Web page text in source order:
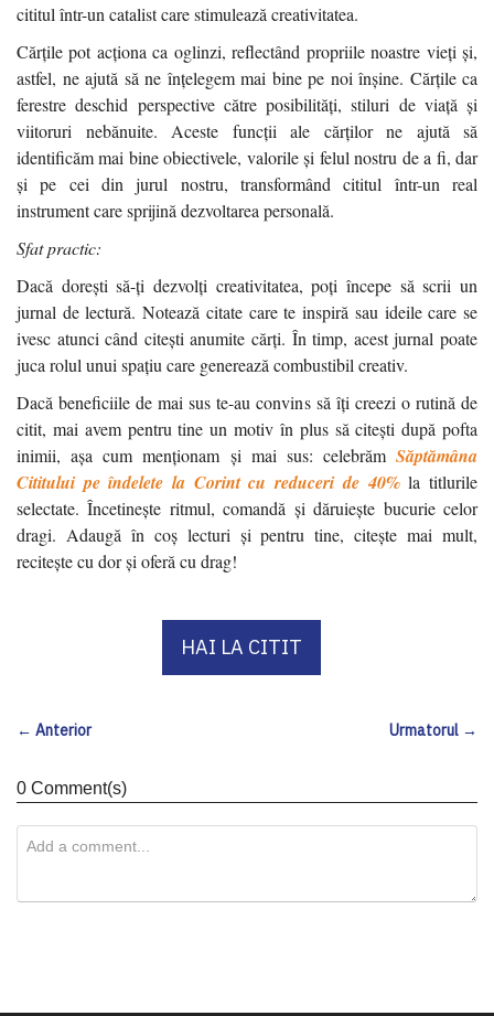
cititul într-un catalist care stimulează creativitatea.
Cărțile pot acționa ca oglinzi, reflectând propriile noastre vieți și,
astfel, ne ajută să ne înțelegem mai bine pe noi înșine. Cărțile ca
ferestre deschid perspective către posibilități, stiluri de viață și
viitoruri nebănuite. Aceste funcții ale cărților ne ajută să
identificăm mai bine obiectivele, valorile și felul nostru de a fi, dar
și pe cei din jurul nostru, transformând cititul într-un real
instrument care sprijină dezvoltarea personală.
Sfat practic:
Dacă dorești să-ți dezvolți creativitatea, poți începe să scrii un
jurnal de lectură. Notează citate care te inspiră sau ideile care se
ivesc atunci când citești anumite cărți. În timp, acest jurnal poate
juca rolul unui spațiu care generează combustibil creativ.
Dacă beneficiile de mai sus te-au convins să îți creezi o rutină de
citit, mai avem pentru tine un motiv în plus să citești după pofta
inimii, așa cum menționam și mai sus: celebrăm Săptămâna
Cititului pe îndelete la Corint cu reduceri de 40%la titlurile
selectate. Încetinește ritmul, comandă și dăruiește bucurie celor
dragi. Adaugă în coș lecturi și pentru tine, citește mai mult,
recitește cu dor și oferă cu drag!
HAI LA CITIT
← Anterior Urmatorul →
0 Comment(s)